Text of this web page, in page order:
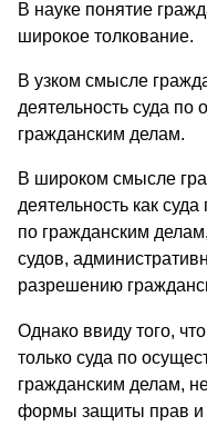
В науке понятие
широкое толкование.
В узком смысле
деятельность суда
гражданским делам.
В широком смысле
деятельность как
по гражданским
судов,
разрешению
Однако ввиду того,
только суда по
гражданским делам,
формы защиты прав и